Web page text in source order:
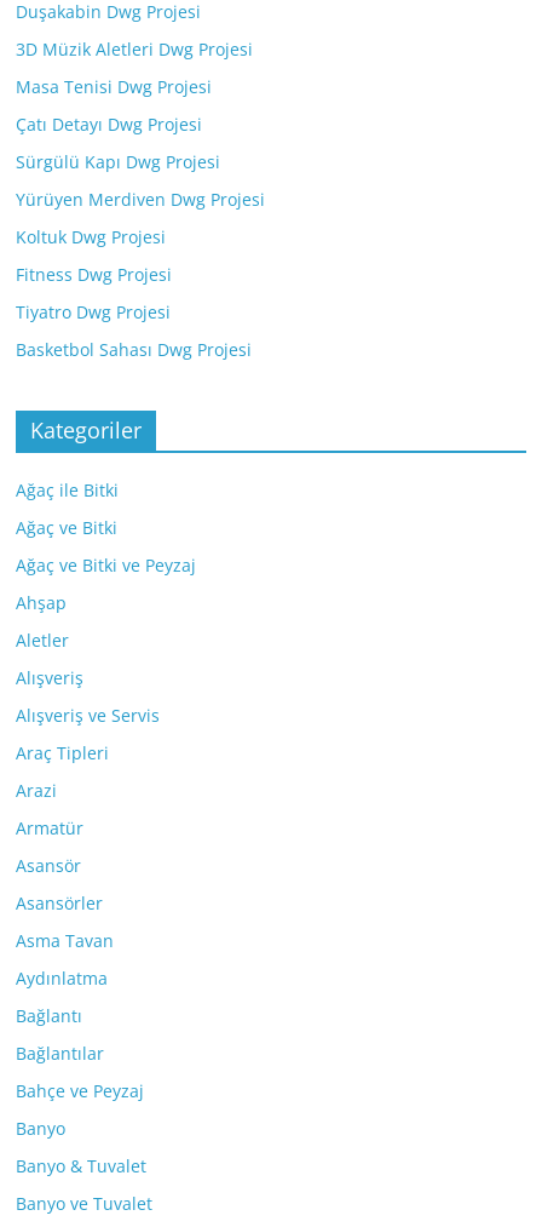
Duşakabin Dwg Projesi
3D Müzik Aletleri Dwg Projesi
Masa Tenisi Dwg Projesi
Çatı Detayı Dwg Projesi
Sürgülü Kapı Dwg Projesi
Yürüyen Merdiven Dwg Projesi
Koltuk Dwg Projesi
Fitness Dwg Projesi
Tiyatro Dwg Projesi
Basketbol Sahası Dwg Projesi
Kategoriler
Ağaç ile Bitki
Ağaç ve Bitki
Ağaç ve Bitki ve Peyzaj
Ahşap
Aletler
Alışveriş
Alışveriş ve Servis
Araç Tipleri
Arazi
Armatür
Asansör
Asansörler
Asma Tavan
Aydınlatma
Bağlantı
Bağlantılar
Bahçe ve Peyzaj
Banyo
Banyo & Tuvalet
Banyo ve Tuvalet